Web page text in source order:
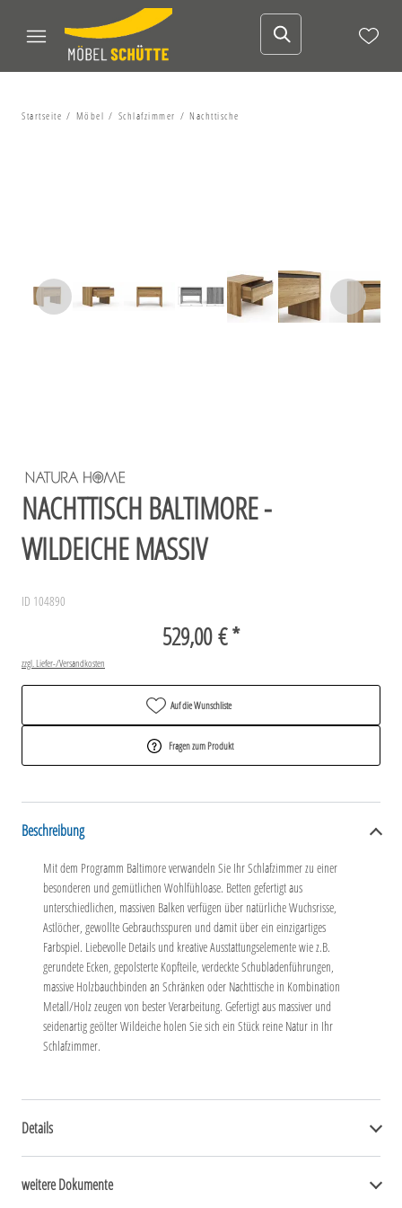
Startseite Möbel Schlafzimmer Nachttische
NACHTTISCH BALTIMORE -
WILDEICHE MASSIV
ID 104890
529,00 € *
zzgl. Liefer-/Versandkosten
Auf die Wunschliste
Fragen zum Produkt
Beschreibung
Mit dem Programm Baltimore verwandeln Sie Ihr Schlafzimmer zu einer
besonderen und gemütlichen Wohlfühloase. Betten gefertigt aus
unterschiedlichen, massiven Balken verfügen über natürliche Wuchsrisse,
Astlöcher, gewollte Gebrauchsspuren und damit über ein einzigartiges
Farbspiel. Liebevolle Details und kreative Ausstattungselemente wie z.B.
gerundete Ecken, gepolsterte Kopfteile, verdeckte Schubladenführungen,
massive Holzbauchbinden an Schränken oder Nachttische in Kombination
Metall/Holz zeugen von bester Verarbeitung. Gefertigt aus massiver und
seidenartig geölter Wildeiche holen Sie sich ein Stück reine Natur in Ihr
Schlafzimmer.
Details
weitere Dokumente